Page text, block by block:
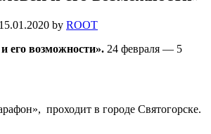
15.01.2020 by ROOT
его возможности». 24 февраля — 5
проходит в городе Святогорске.